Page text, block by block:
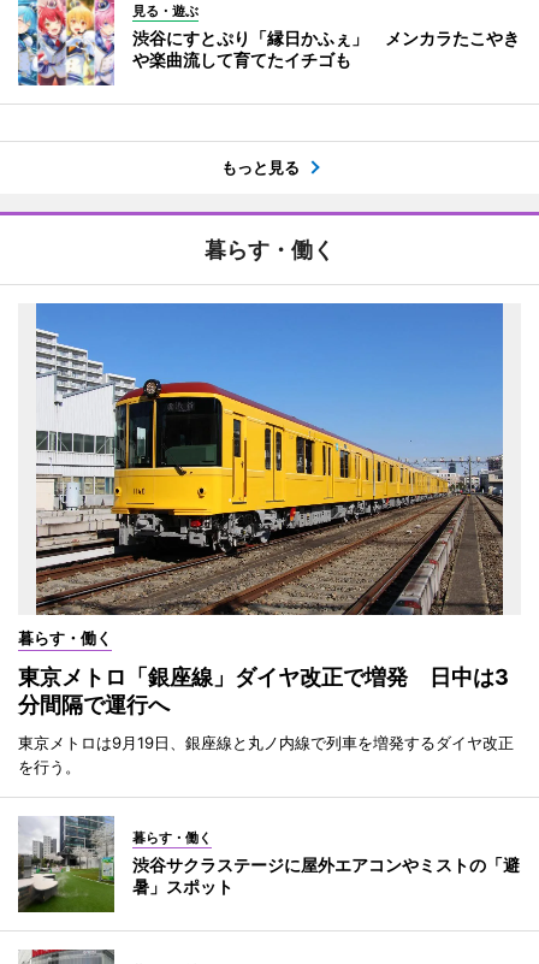
見る・遊ぶ
渋谷にすとぷり「縁日かふぇ」 メンカラたこやき
や楽曲流して育てたイチゴも
もっと見る
暮らす・働く
暮らす・働く
東京メトロ「銀座線」ダイヤ改正で増発 日中は3
分間隔で運行へ
東京メトロは9月19日、銀座線と丸ノ内線で列車を増発するダイヤ改正
を行う。
暮らす・働く
渋谷サクラステージに屋外エアコンやミストの「避
暑」スポット